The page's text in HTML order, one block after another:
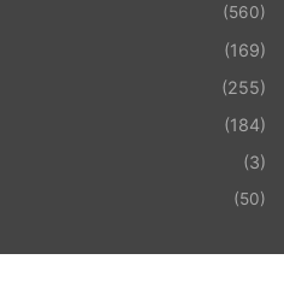
(560)
(169)
(255)
(184)
(3)
(50)